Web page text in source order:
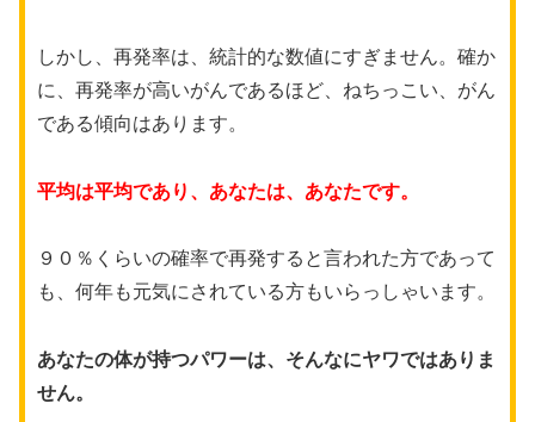
しかし、再発率は、統計的な数値にすぎません。確か
に、再発率が高いがんであるほど、ねちっこい、がん
である傾向はあります。
平均は平均であり、あなたは、あなたです。
９０％くらいの確率で再発すると言われた方であって
も、何年も元気にされている方もいらっしゃいます。
あなたの体が持つパワーは、そんなにヤワではありま
せん。